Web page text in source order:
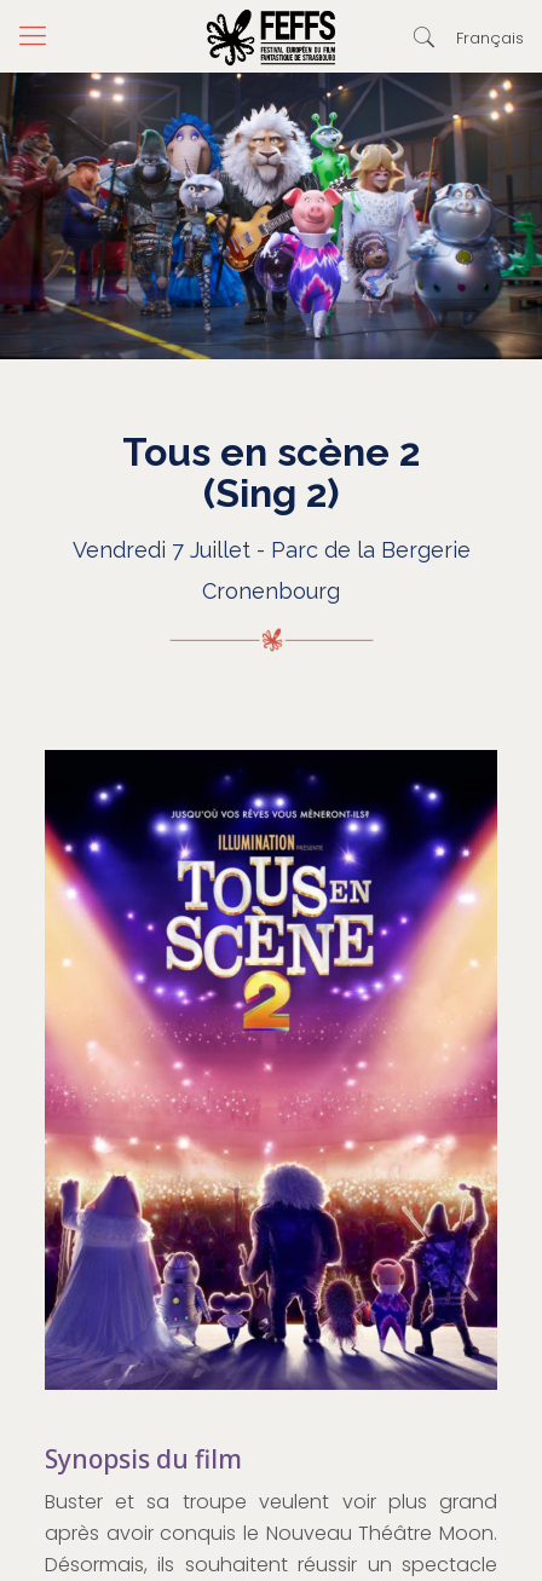
Français
Tous en scène 2
(Sing 2)
Vendredi 7 Juillet - Parc de la Bergerie
Cronenbourg
Synopsis du film
Buster et sa troupe veulent voir plus grand
après avoir conquis le Nouveau Théâtre Moon.
Désormais, ils souhaitent réussir un spectacle